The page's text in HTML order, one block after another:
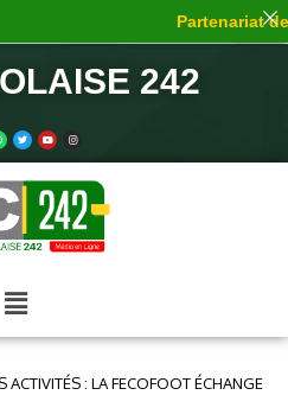
242
ACTIVITÉS : LA FECOFOOT ÉCHANGE
Partenariat de